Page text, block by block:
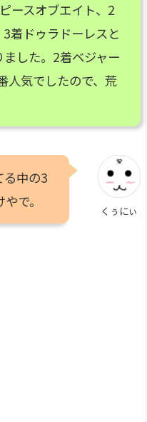
ースオブエイト、2
着ドゥラドーレスと
した。2着ベジャー
人気でしたので、荒
くぅにぃ
る中の3
で。